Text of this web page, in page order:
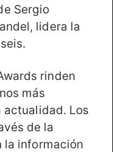
Sergio
lidera la
rinden
más
Los
de la
la información